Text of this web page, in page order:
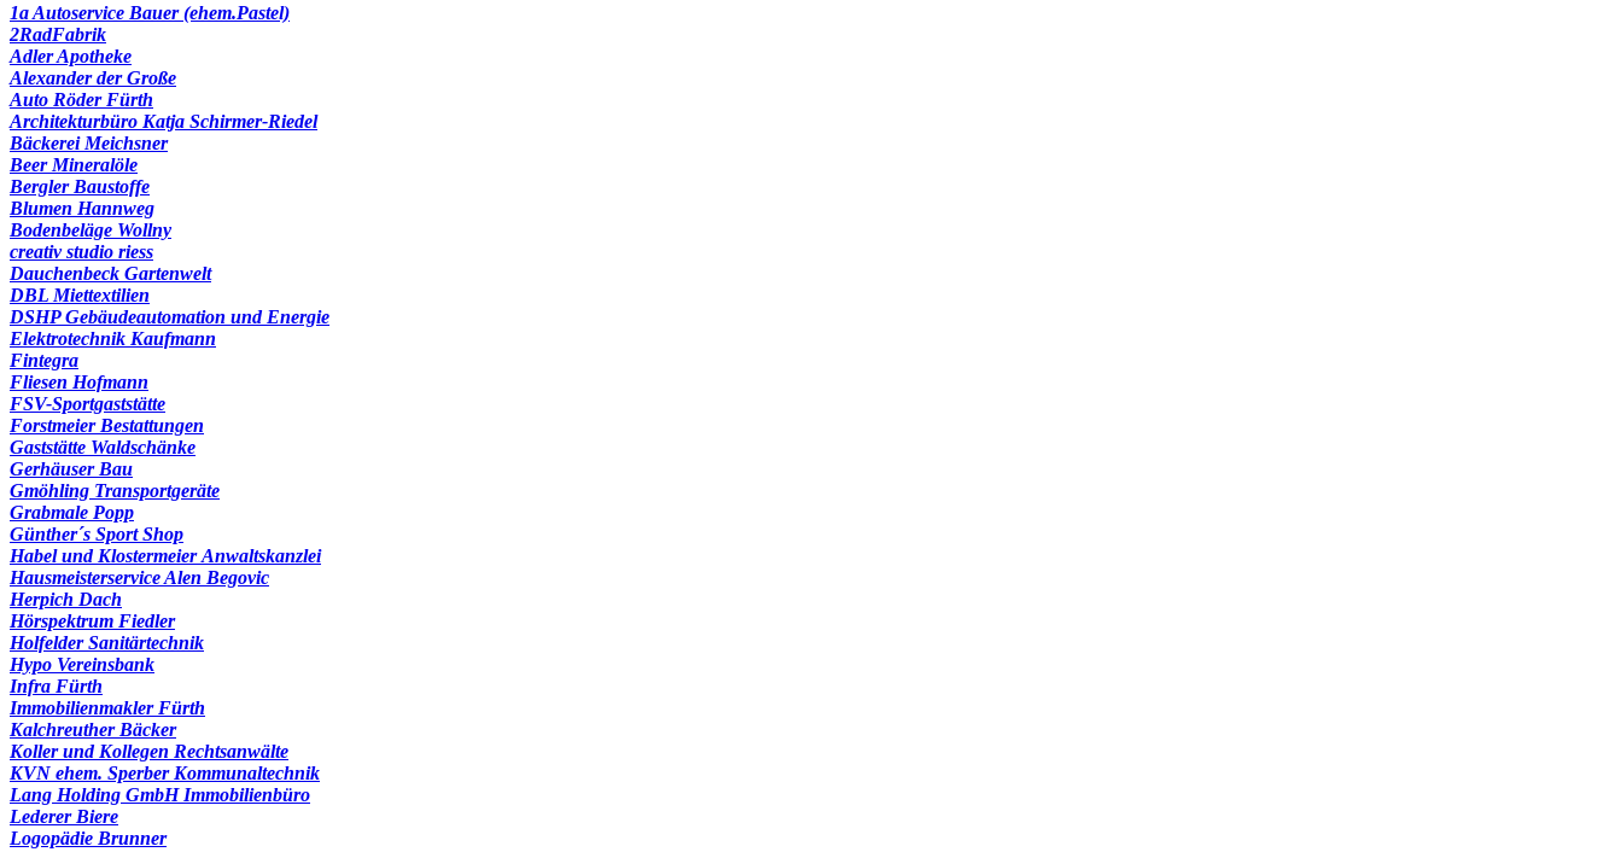
1a Autoservice Bauer (ehem.Pastel)
2RadFabrik
Adler Apotheke
Alexander der Große
Auto Röder Fürth
Architekturbüro Katja Schirmer-Riedel
Bäckerei Meichsner
Beer Mineralöle
Bergler Baustoffe
Blumen Hannweg
Bodenbeläge Wollny
creativ studio riess
Dauchenbeck Gartenwelt
DBL Miettextilien
DSHP Gebäudeautomation und Energie
Elektrotechnik Kaufmann
Fintegra
Fliesen Hofmann
FSV-Sportgaststätte
Forstmeier Bestattungen
Gaststätte Waldschänke
Gerhäuser Bau
Gmöhling Transportgeräte
Grabmale Popp
Günther´s Sport Shop
Habel und Klostermeier Anwaltskanzlei
Hausmeisterservice Alen Begovic
Herpich Dach
Hörspektrum Fiedler
Holfelder Sanitärtechnik
Hypo Vereinsbank
Infra Fürth
Immobilienmakler Fürth
Kalchreuther Bäcker
Koller und Kollegen Rechtsanwälte
KVN ehem. Sperber Kommunaltechnik
Lang Holding GmbH Immobilienbüro
Lederer Biere
Logopädie Brunner